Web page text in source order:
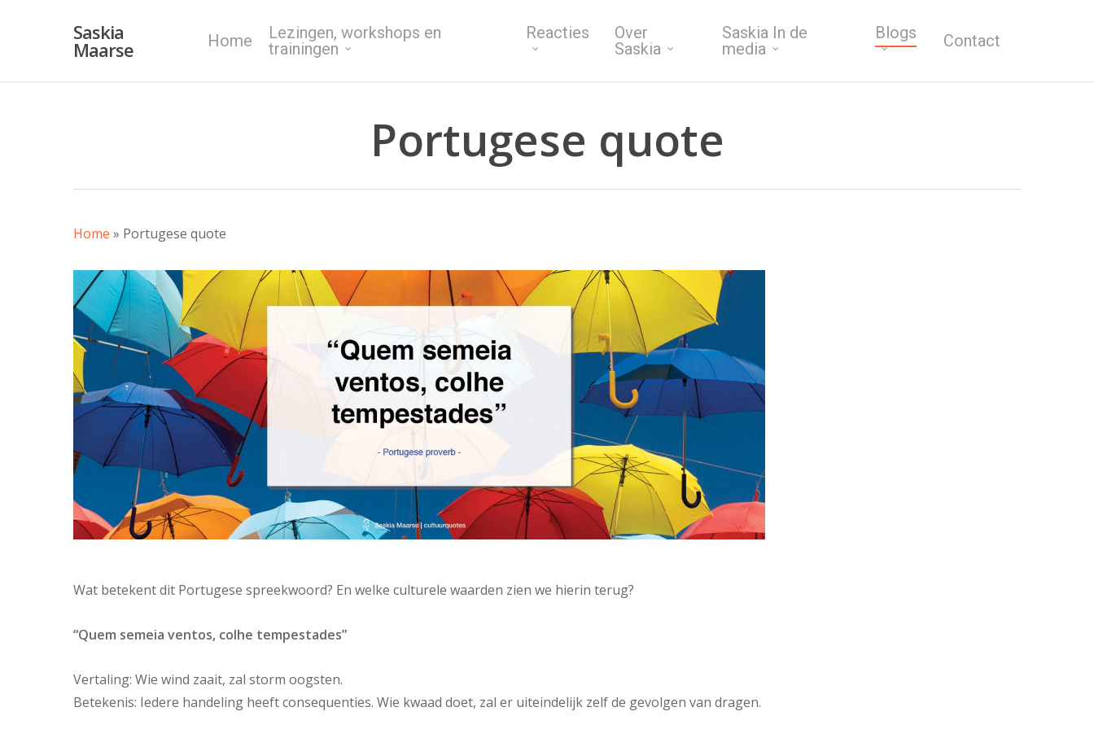
Saskia
Maarse Home
Lezingen, workshops en
trainingen
Reacties
Over
Saskia
Saskia In de
media
Blogs Contact
Portugese quote
Home » Portugese quote
Wat betekent dit Portugese spreekwoord? En welke culturele waarden zien we hierin terug?
“Quem semeia ventos, colhe tempestades”
Vertaling: Wie wind zaait, zal storm oogsten.
Betekenis: Iedere handeling heeft consequenties. Wie kwaad doet, zal er uiteindelijk zelf de gevolgen van dragen.